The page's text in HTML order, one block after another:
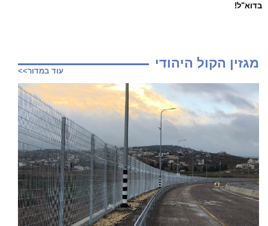
בדוא"ל!
מגזין הקול היהודי
עוד במדור>>